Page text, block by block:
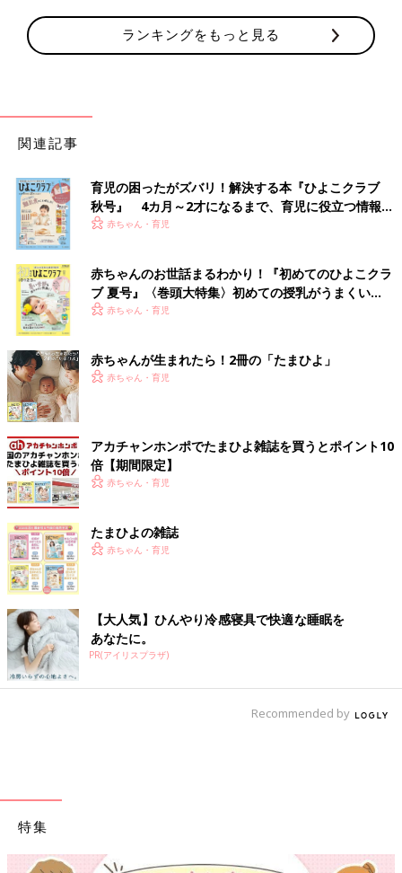
ランキングをもっと見る
関連記事
育児の困ったがズバリ！解決する本『ひよこクラブ
秋号』 4カ月～2才になるまで、育児に役立つ情報が
いっぱい！
赤ちゃん・育児
赤ちゃんのお世話まるわかり！『初めてのひよこクラ
ブ 夏号』〈巻頭大特集〉初めての授乳がうまくい
く！ おっぱい・ミルクの基本と夏のトラブル 解決テ
赤ちゃん・育児
赤ちゃんが生まれたら！2冊の「たまひよ」
赤ちゃん・育児
アカチャンホンポでたまひよ雑誌を買うとポイント10
倍【期間限定】
赤ちゃん・育児
たまひよの雑誌
赤ちゃん・育児
【大人気】ひんやり冷感寝具で快適な睡眠を
あなたに。
PR(アイリスプラザ)
Recommended by
特集